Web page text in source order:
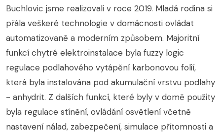
Buchlovic jsme realizovali v roce 2019. Mladá rodina si
přála veškeré technologie v domácnosti ovládat
automatizovaně a moderním způsobem. Majoritní
funkcí chytré elektroinstalace byla fuzzy logic
regulace podlahového vytápění karbonovou folií,
která byla instalována pod akumulační vrstvu podlahy
- anhydrit. Z dalších funkcí, které byly v domě použity
byla regulace stínění, ovládání osvětlení včetně
nastavení nálad, zabezpečení, simulace přítomnosti a